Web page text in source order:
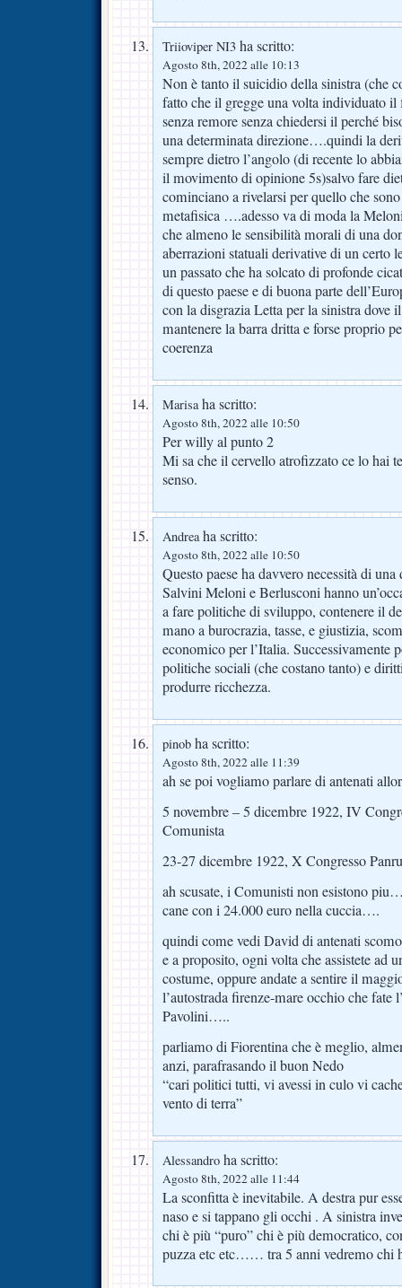
Triioviper NI3 ha scritto:
Agosto 8th, 2022 alle 10:13
Non è tanto il suicidio della sinistra (che
fatto che il gregge una volta individuato il
senza remore senza chiedersi il perché
una determinata direzione….quindi la
sempre dietro l’angolo (di recente lo
il movimento di opinione 5s)salvo fare
cominciano a rivelarsi per quello che
metafisica ….adesso va di moda la
che almeno le sensibilità morali di una
aberrazioni statuali derivative di un certo
un passato che ha solcato di profonde
di questo paese e di buona parte
con la disgrazia Letta per la sinistra dove
mantenere la barra dritta e forse proprio
coerenza
Marisaha scritto:
Agosto 8th, 2022 alle 10:50
Per willy al punto 2
Mi sa che il cervello atrofizzato ce lo hai
senso.
Andreaha scritto:
Agosto 8th, 2022 alle 10:50
Questo paese ha davvero necessità di
Salvini Meloni e Berlusconi hanno
a fare politiche di sviluppo, contenere il
mano a burocrazia, tasse, e giustizia,
economico per l’Italia. Successivamente
politiche sociali (che costano tanto) e
produrre ricchezza.
pinob ha scritto:
Agosto 8th, 2022 alle 11:39
ah se poi vogliamo parlare di antenati
5 novembre – 5 dicembre 1922, IV
Comunista
23-27 dicembre 1922, X Congresso
ah scusate, i Comunisti non esistono
cane con i 24.000 euro nella cuccia….
quindi come vedi David di antenati
e a proposito, ogni volta che assistete ad
costume, oppure andate a sentire il
l’autostrada firenze-mare occhio che fate
Pavolini…..
parliamo di Fiorentina che è meglio,
anzi, parafrasando il buon Nedo
“cari politici tutti, vi avessi in culo vi
vento di terra”
Alessandro ha scritto:
Agosto 8th, 2022 alle 11:44
La sconfitta è inevitabile. A destra pur
naso e si tappano gli occhi . A sinistra
chi è più “puro” chi è più democratico,
puzza etc etc…… tra 5 anni vedremo chi